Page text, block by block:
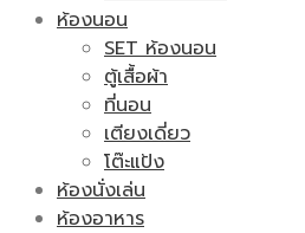
ห้องนอน
SET ห้องนอน
ตู้เสื้อผ้า
ที่นอน
เตียงเดี่ยว
โต๊ะแป้ง
ห้องนั่งเล่น
ห้องอาหาร